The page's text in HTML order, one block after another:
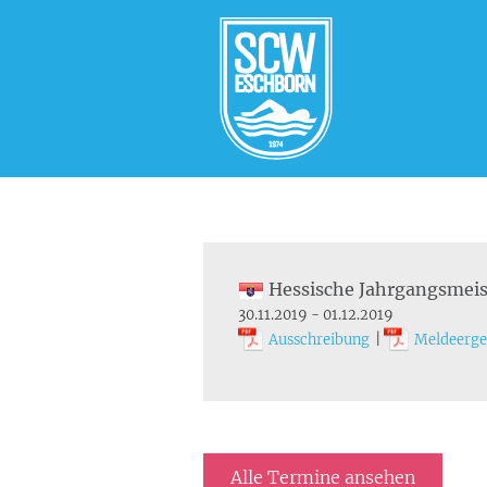
Hessische
30.11.2019 - 01.12.2019
Ausschreibung
Alle Termine ansehen